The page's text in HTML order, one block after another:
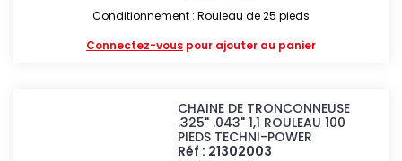
Conditionnement : Rouleau de 25 pieds
Connectez-vous pour ajouter au panier
CHAINE DE TRONCONNEUSE
.325" .043" 1,1 ROULEAU 100
PIEDS TECHNI-POWER
Réf : 21302003